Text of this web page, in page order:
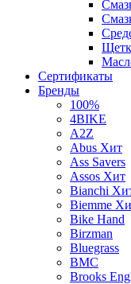
Сертификаты
Бренды
100%
4BIKE
A2Z
Abus Хит
Ass Savers
Assos Хит
Bianchi
Biemme
Bike Hand
Birzman
Bluegrass
BMC
Brooks